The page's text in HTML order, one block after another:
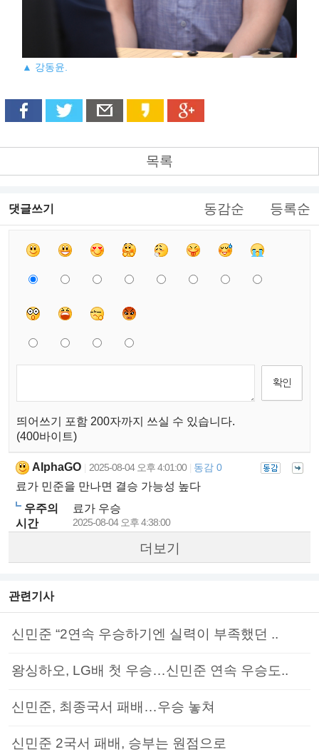
▲ 강동윤.
목록
댓글쓰기 동감순 등록순
띄어쓰기 포함 200자까지 쓰실 수 있습니다.
(400바이트)
AIphaGO 2025-08-04 오후 4:01:00 동감 0
료가 민준을 만나면 결승 가능성 높다
우주의
시간
료가 우승
2025-08-04 오후 4:38:00
더보기
관련기사
신민준 “2연속 우승하기엔 실력이 부족했던 ..
왕싱하오, LG배 첫 우승…신민준 연속 우승도..
신민준, 최종국서 패배…우승 놓쳐
신민준 2국서 패배, 승부는 원점으로